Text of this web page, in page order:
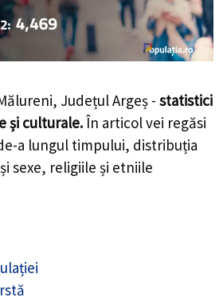
Județul Argeș - statistici
și culturale.În articol vei regăsi
a lungul timpului, distribuția
sexe, religiile și etniile